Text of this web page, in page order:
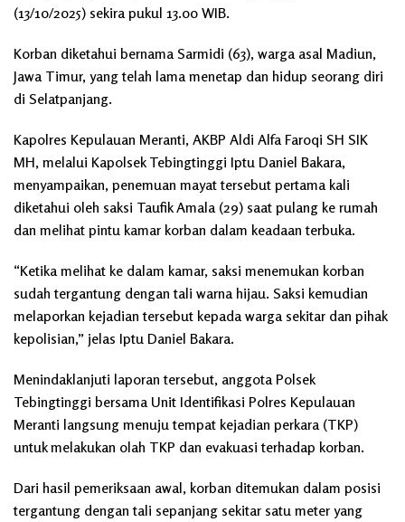
(13/10/2025) sekira pukul 13.00 WIB.
Korban diketahui bernama Sarmidi (63), warga asal Madiun,
Jawa Timur, yang telah lama menetap dan hidup seorang diri
di Selatpanjang.
Kapolres Kepulauan Meranti, AKBP Aldi Alfa Faroqi SH SIK
MH, melalui Kapolsek Tebingtinggi Iptu Daniel Bakara,
menyampaikan, penemuan mayat tersebut pertama kali
diketahui oleh saksi Taufik Amala (29) saat pulang ke rumah
dan melihat pintu kamar korban dalam keadaan terbuka.
“Ketika melihat ke dalam kamar, saksi menemukan korban
sudah tergantung dengan tali warna hijau. Saksi kemudian
melaporkan kejadian tersebut kepada warga sekitar dan pihak
kepolisian,” jelas Iptu Daniel Bakara.
Menindaklanjuti laporan tersebut, anggota Polsek
Tebingtinggi bersama Unit Identifikasi Polres Kepulauan
Meranti langsung menuju tempat kejadian perkara (TKP)
untuk melakukan olah TKP dan evakuasi terhadap korban.
Dari hasil pemeriksaan awal, korban ditemukan dalam posisi
tergantung dengan tali sepanjang sekitar satu meter yang